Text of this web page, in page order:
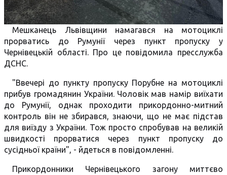
Мешканець Львівщини намагався на мотоциклі
прорватись до Румунії через пункт пропуску у
Чернівецькій області. Про це повідомила пресслужба
ДСНС.
"Ввечері до пункту пропуску Порубне на мотоциклі
прибув громадянин України. Чоловік мав намір виїхати
до Румунії, однак проходити прикордонно-митний
контроль він не збирався, знаючи, що не має підстав
для виїзду з України. Тож просто спробував на великій
швидкості прорватися через пункт пропуску до
сусідньої країни", - йдеться в повідомленні.
Прикордонники Чернівецького загону миттєво